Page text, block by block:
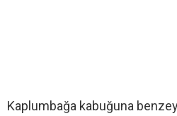
Kaplumbağa kabuğuna